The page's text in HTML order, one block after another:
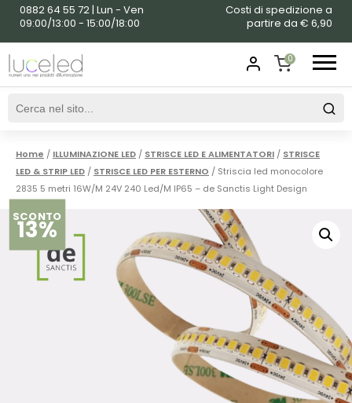
0882 64 55 72 | Lun - Ven
09:00/13:00 - 15:00/18:00
Costi di spedizione a
partire da € 6,90
0
SHOPPING
Home / ILLUMINAZIONE LED / STRISCE LED E ALIMENTATORI / STRISCE
LED & STRIP LED / STRISCE LED PER ESTERNO / Striscia led monocolore
2835 5 metri 16W/M 24V 240 Led/M IP65 – de Sanctis Light Design
SCONTO
13%